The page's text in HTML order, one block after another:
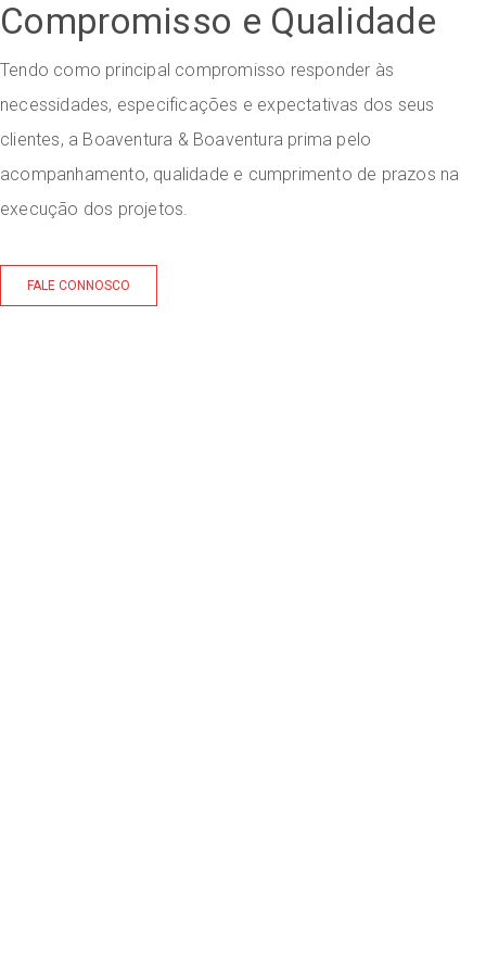
Compromisso e Qualidade
Tendo como principal compromisso responder às
necessidades, especificações e expectativas dos seus
clientes, a Boaventura & Boaventura prima pelo
acompanhamento, qualidade e cumprimento de prazos na
execução dos projetos.
FALE CONNOSCO